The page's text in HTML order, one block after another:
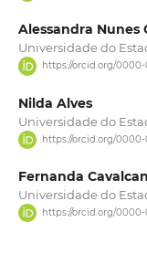
Alessandra Nunes
Universidade do
https://orcid.org/
Nilda Alves
Universidade do
https://orcid.org/
Fernanda
Universidade do
https://orcid.org/0000-